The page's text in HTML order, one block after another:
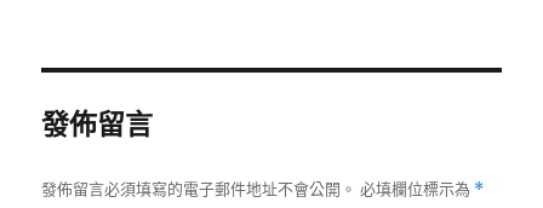
發佈留言
發佈留言必須填寫的電子郵件地址不會公開。 必填欄位標示為 *